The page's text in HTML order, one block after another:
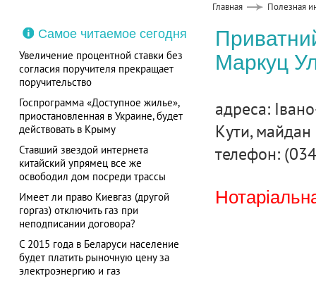
Главная Полезная
Самое читаемое сегодня
Увеличение процентной ставки без
согласия поручителя прекращает
поручительство
Госпрограмма «Доступное жилье»,
приостановленная в Украине, будет
действовать в Крыму
Ставший звездой интернета
китайский упрямец все же
освободил дом посреди трассы
Имеет ли право Киевгаз (другой
горгаз) отключить газ при
неподписании договора?
С 2015 года в Беларуси население
будет платить рыночную цену за
электроэнергию и газ
Маркуц
адреса:
Кути, майдан
телефон: